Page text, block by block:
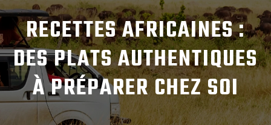
RECETTES AFRICAINES :
DES PLATS AUTHENTIQUES
À PRÉPARER CHEZ SOI